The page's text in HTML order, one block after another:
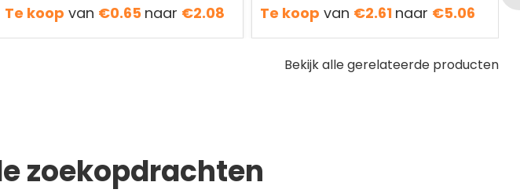
Te koop van €0.65 naar €2.08
Te koop van €2.61 naar €5.06
Bekijk alle gerelateerde producten
zoekopdrachten